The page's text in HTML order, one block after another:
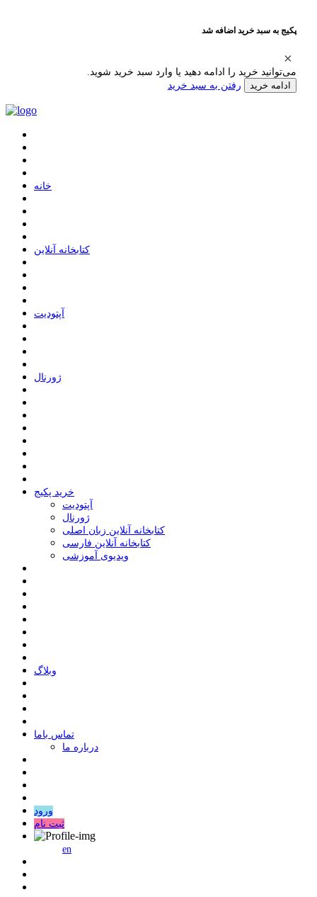
پکیج به سبد خرید اضافه شد
می‌توانید خرید را ادامه دهید یا وارد سبد خرید شوید.
ادامه خرید رفتن به سبد خرید
ﺧﺎﻧﻪ
ﮐﺘﺎﺑﺨﺎﻧﻪ ﺁﻧﻼﯾﻦ
ﺁﭘﺘﻮﺩﯾﺖ
ﮊﻭﺭﻧﺎﻝ
خرید پکیج
ﺁﭘﺘﻮﺩﯾﺖ
ﮊﻭﺭﻧﺎﻝ
کتابخانه آنلاین زبان اصلی
کتابخانه آنلاین فارسی
ویدیوی آموزشی
وبلاگ
ﺗﻤﺎﺱ ﺑﺎﻣﺎ
درباره ما
ورود
ثبت نام
en